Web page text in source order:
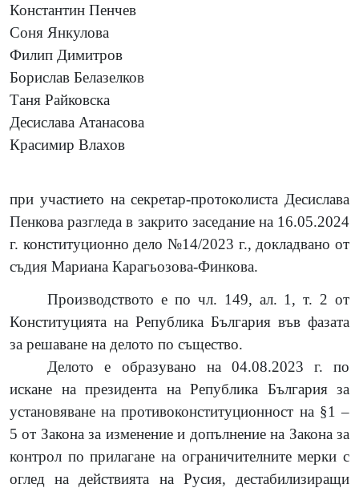
Константин Пенчев
Соня Янкулова
Филип Димитров
Борислав Белазелков
Таня Райковска
Десислава Атанасова
Красимир Влахов
при участието на секретар-протоколиста Десислава
Пенкова разгледа в закрито заседание на 16.05.2024
г. конституционно дело №14/2023 г., докладвано от
съдия Мариана Карагьозова-Финкова.
Производството е по чл. 149, ал. 1, т. 2 от
Конституцията на Република България във фазата
за решаване на делото по същество.
Делото е образувано на 04.08.2023 г. по
искане на президента на Република България за
установяване на противоконституционност на §1 –
5 от Закона за изменение и допълнение на Закона за
контрол по прилагане на ограничителните мерки с
оглед на действията на Русия, дестабилизиращи